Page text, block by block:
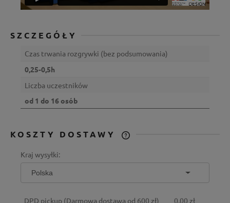
SZCZEGÓŁY
Czas trwania rozgrywki (bez podsumowania)
0,25-0,5h
Liczba uczestników
od 1 do 16 osób
KOSZTY DOSTAWY
KOSZTÓW PŁATNOŚCI
Kraj wysyłki:
DPD pickup (Darmowa dostawa od 600 zł) 0,00 zł